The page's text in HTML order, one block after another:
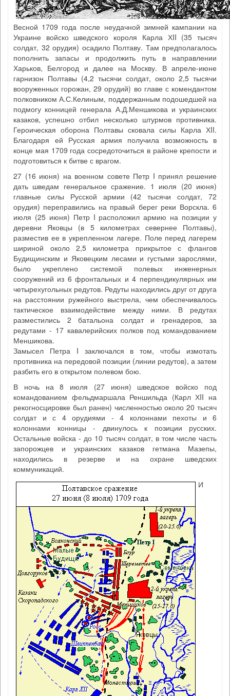
Весной 1709 года после неудачной зимней кампании на
Украине войско шведского короля Карла ХII (35 тысяч
солдат, 32 орудия) осадило Полтаву. Там предполагалось
пополнить запасы и продолжить путь в направлении
Харьков, Белгород и далее на Москву. В апреле-июне
гарнизон Полтавы (4,2 тысячи солдат, около 2,5 тысячи
вооруженных горожан, 29 орудий) во главе с комендантом
полковником А.С.Келиным, поддержанным подошедшей на
подмогу конницей генерала А.Д.Меншикова и украинских
казаков, успешно отбил несколько штурмов противника.
Героическая оборона Полтавы сковала силы Карла ХII.
Благодаря ей Русская армия получила возможность в
конце мая 1709 года сосредоточиться в районе крепости и
подготовиться к битве с врагом.
27 (16 июня) на военном совете Петр I принял решение
дать шведам генеральное сражение. 1 июля (20 июня)
главные силы Русской армии (42 тысячи солдат, 72
орудия) переправились на правый берег реки Ворскла. 6
июля (25 июня) Петр I расположил армию на позиции у
деревни Яковцы (в 5 километрах севернее Полтавы),
разместив ее в укрепленном лагере. Поле перед лагерем
шириной около 2,5 километра прикрытое с флангов
Будищинским и Яковецким лесами и густыми зарослями,
было укреплено системой полевых инженерных
сооружений из 6 фронтальных и 4 перпендикулярных им
четырехугольных редутов. Редуты находились друг от друга
на расстоянии ружейного выстрела, чем обеспечивалось
тактическое взаимодействие между ними. В редутах
разместились 2 батальона солдат и гренадеров, за
редутами - 17 кавалерийских полков под командованием
Меншикова.
Замысел Петра I заключался в том, чтобы измотать
противника на передовой позиции (линии редутов), а затем
разбить его в открытом полевом бою.
В ночь на 8 июля (27 июня) шведское войско под
командованием фельдмаршала Реншильда (Карл ХII на
рекогносцировке был ранен) численностью около 20 тысяч
солдат и с 4 орудиями - 4 колоннами пехоты и 6
колоннами конницы - двинулось к позиции русских.
Остальные войска - до 10 тысяч солдат, в том числе часть
запорожцев и украинских казаков гетмана Мазепы,
находились в резерве и на охране шведских
коммуникаций.
И